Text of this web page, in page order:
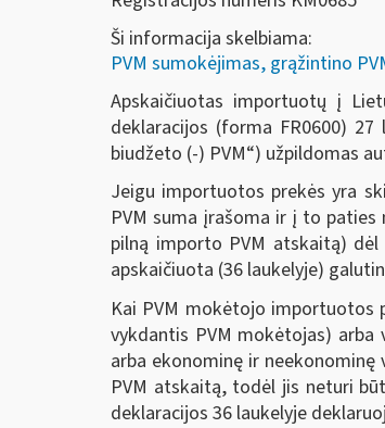
Ši informacija skelbiama:
PVM sumokėjimas, grąžintino
Apskaičiuotas importuotų į
deklaracijos (forma FR0600)
biudžeto (-) PVM“) užpildomas
Jeigu importuotos prekės yra
PVM suma įrašoma ir į to
pilną importo PVM atskaitą)
apskaičiuota (36 laukelyje)
Kai PVM mokėtojo importuotos
vykdantis PVM mokėtojas)
arba ekonominę ir
PVM atskaitą, todėl jis neturi
deklaracijos 36 laukelyje